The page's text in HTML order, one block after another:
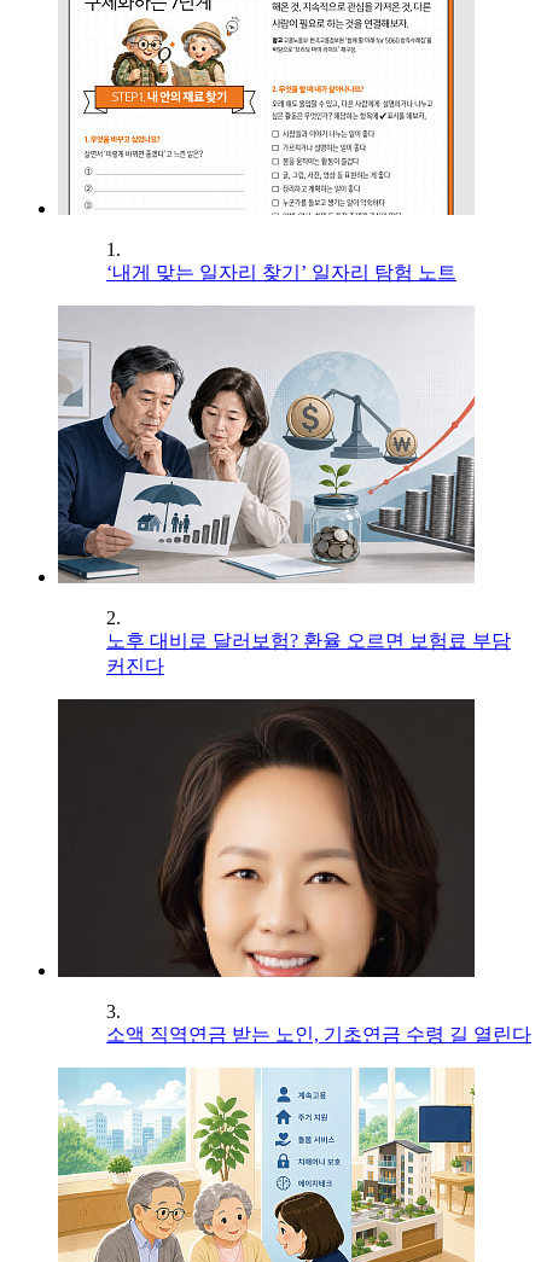
1.
‘내게 맞는 일자리 찾기’ 일자리 탐험 노트
2.
노후 대비로 달러보험? 환율 오르면 보험료 부담
커진다
3.
소액 직역연금 받는 노인, 기초연금 수령 길 열린다